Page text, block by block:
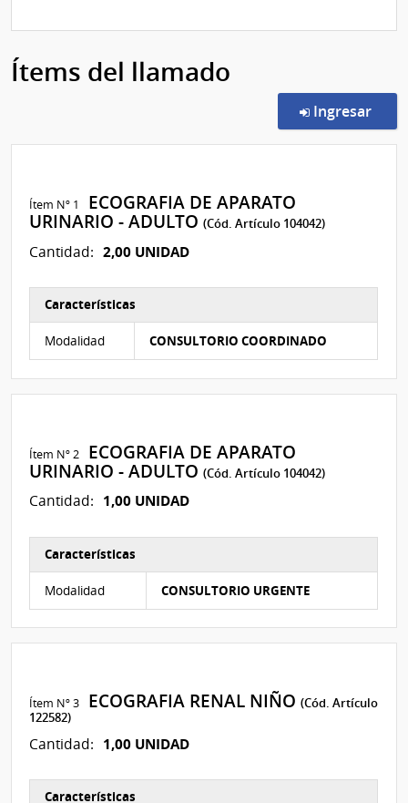
Ítems del llamado
Ingresar
Ítem Nº 1
ECOGRAFIA DE APARATO
URINARIO - ADULTO(Cód. Artículo 104042)
Cantidad: 2,00 UNIDAD
Características
Modalidad CONSULTORIO COORDINADO
Ítem Nº 2
ECOGRAFIA DE APARATO
URINARIO - ADULTO(Cód. Artículo 104042)
Cantidad: 1,00 UNIDAD
Características
Modalidad CONSULTORIO URGENTE
Ítem Nº 3 ECOGRAFIA RENAL NIÑO(Cód. Artículo
122582)
Cantidad: 1,00 UNIDAD
Características